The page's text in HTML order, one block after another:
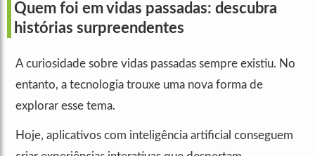
Quem foi em vidas passadas: descubra
histórias surpreendentes
A curiosidade sobre vidas passadas sempre existiu. No
entanto, a tecnologia trouxe uma nova forma de
explorar esse tema.
Hoje, aplicativos com inteligência artificial conseguem